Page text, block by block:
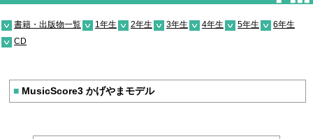
書籍・出版物一覧 1年生 2年生 3年生 4年生 5年生
6年生
CD
■ MusicScore3 かげやまモデル